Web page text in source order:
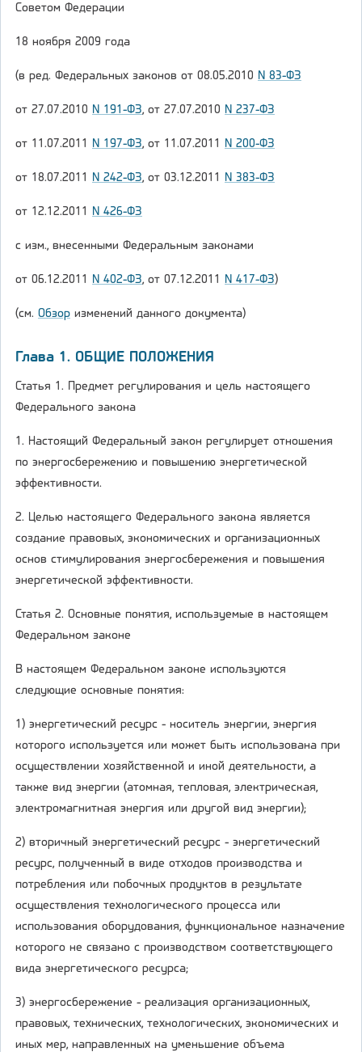
Советом Федерации
18 ноября 2009 года
(в ред. Федеральных законов от 08.05.2010 N 83-ФЗ
от 27.07.2010 N 191-ФЗ, от 27.07.2010 N 237-ФЗ
от 11.07.2011 N 197-ФЗ, от 11.07.2011 N 200-ФЗ
от 18.07.2011 N 242-ФЗ, от 03.12.2011 N 383-ФЗ
от 12.12.2011 N 426-ФЗ
с изм., внесенными Федеральным законами
от 06.12.2011 N 402-ФЗ, от 07.12.2011 N 417-ФЗ)
(см. Обзор изменений данного документа)
Глава 1. ОБЩИЕ ПОЛОЖЕНИЯ
Статья 1. Предмет регулирования и цель настоящего
Федерального закона
1. Настоящий Федеральный закон регулирует отношения
по энергосбережению и повышению энергетической
эффективности.
2. Целью настоящего Федерального закона является
создание правовых, экономических и организационных
основ стимулирования энергосбережения и повышения
энергетической эффективности.
Статья 2. Основные понятия, используемые в настоящем
Федеральном законе
В настоящем Федеральном законе используются
следующие основные понятия:
1) энергетический ресурс - носитель энергии, энергия
которого используется или может быть использована при
осуществлении хозяйственной и иной деятельности, а
также вид энергии (атомная, тепловая, электрическая,
электромагнитная энергия или другой вид энергии);
2) вторичный энергетический ресурс - энергетический
ресурс, полученный в виде отходов производства и
потребления или побочных продуктов в результате
осуществления технологического процесса или
использования оборудования, функциональное назначение
которого не связано с производством соответствующего
вида энергетического ресурса;
3) энергосбережение - реализация организационных,
правовых, технических, технологических, экономических и
иных мер, направленных на уменьшение объема